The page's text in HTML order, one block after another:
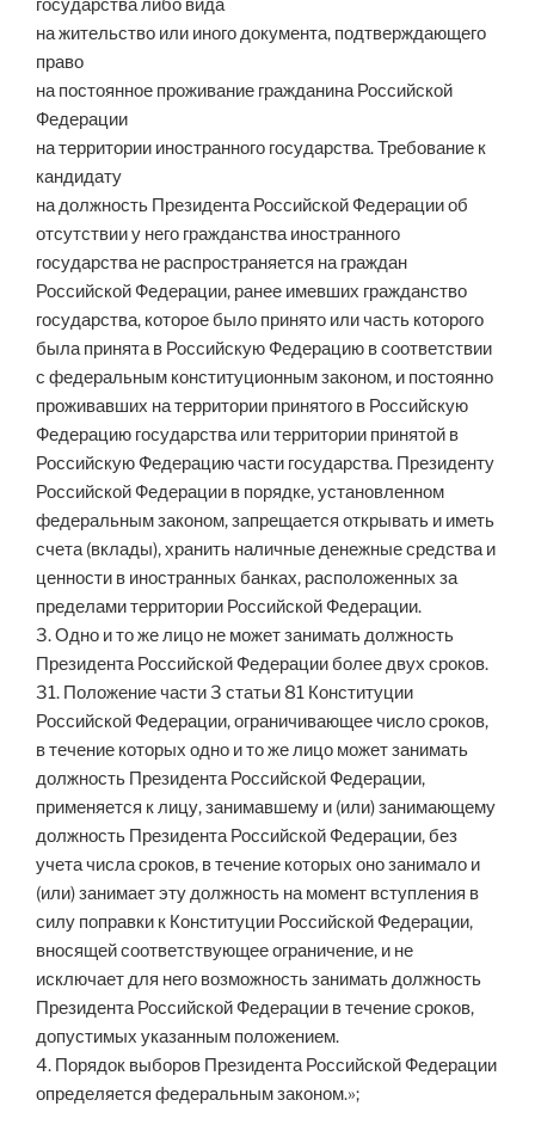
государства либо вида
на жительство или иного документа, подтверждающего
право
на постоянное проживание гражданина Российской
Федерации
на территории иностранного государства. Требование к
кандидату
на должность Президента Российской Федерации об
отсутствии у него гражданства иностранного
государства не распространяется на граждан
Российской Федерации, ранее имевших гражданство
государства, которое было принято или часть которого
была принята в Российскую Федерацию в соответствии
с федеральным конституционным законом, и постоянно
проживавших на территории принятого в Российскую
Федерацию государства или территории принятой в
Российскую Федерацию части государства. Президенту
Российской Федерации в порядке, установленном
федеральным законом, запрещается открывать и иметь
счета (вклады), хранить наличные денежные средства и
ценности в иностранных банках, расположенных за
пределами территории Российской Федерации.
3. Одно и то же лицо не может занимать должность
Президента Российской Федерации более двух сроков.
31. Положение части 3 статьи 81 Конституции
Российской Федерации, ограничивающее число сроков,
в течение которых одно и то же лицо может занимать
должность Президента Российской Федерации,
применяется к лицу, занимавшему и (или) занимающему
должность Президента Российской Федерации, без
учета числа сроков, в течение которых оно занимало и
(или) занимает эту должность на момент вступления в
силу поправки к Конституции Российской Федерации,
вносящей соответствующее ограничение, и не
исключает для него возможность занимать должность
Президента Российской Федерации в течение сроков,
допустимых указанным положением.
4. Порядок выборов Президента Российской Федерации
определяется федеральным законом.»;